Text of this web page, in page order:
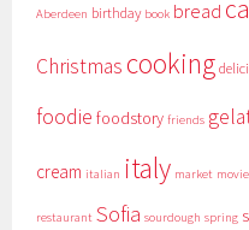
Aberdeen birthday book bread
Christmas cooking
foodie foodstory friends
cream italian italy market movie
restaurant Sofia sourdough spring